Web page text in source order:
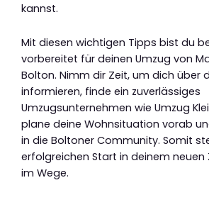
kannst.
Mit diesen wichtigen Tipps bist du
vorbereitet für deinen Umzug von
Bolton. Nimm dir Zeit, um dich über
informieren, finde ein zuverlässiges
Umzugsunternehmen wie Umzug
plane deine Wohnsituation vorab
in die Boltoner Community. Somit
erfolgreichen Start in deinem neuen
im Wege.